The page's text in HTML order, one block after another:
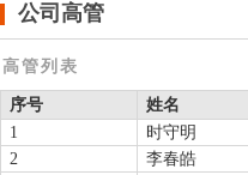
公司高管
高管列表
序号 姓名
1
时守明
2
李春皓